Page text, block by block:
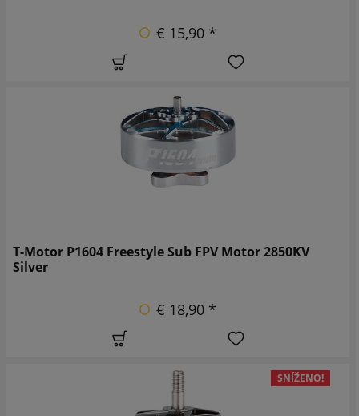
€ 15,90 *
T-Motor P1604 Freestyle Sub FPV Motor 2850KV
Silver
€ 18,90 *
SNÍŽENO!